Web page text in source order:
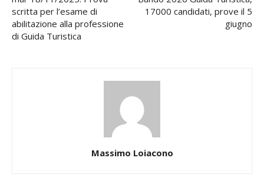
scritta per l’esame di
abilitazione alla professione
di Guida Turistica
17000 candidati, prove il 5
giugno
Massimo Loiacono